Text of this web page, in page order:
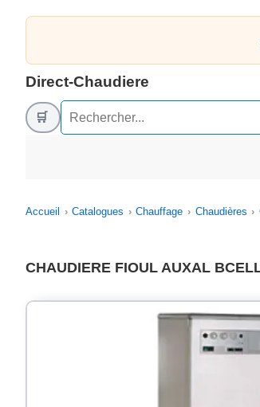
Direct-Chaudiere
🛒
Accueil Catalogues Chauffage Chaudières
CHAUDIERE FIOUL AUXAL